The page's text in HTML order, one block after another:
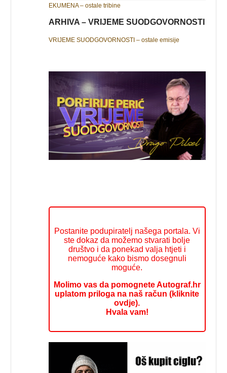
EKUMENA – ostale tribine
ARHIVA – VRIJEME SUODGOVORNOSTI
VRIJEME SUODGOVORNOSTI – ostale emisije
Postanite podupiratelj našega portala. Vi
ste dokaz da možemo stvarati bolje
društvo i da ponekad valja htjeti i
nemoguće kako bismo dosegnuli
moguće.
Molimo vas da pomognete Autograf.hr
uplatom priloga na naš račun (kliknite
ovdje).
Hvala vam!